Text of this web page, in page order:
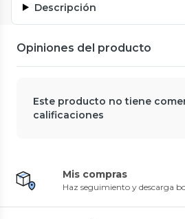
Descripción
Opiniones del producto
Este producto no tiene
calificaciones
Mis compras
Haz seguimiento y descarga